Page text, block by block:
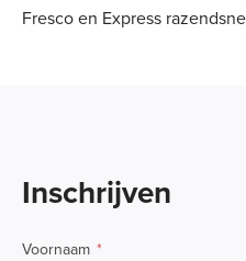
Fresco en Express
Inschrijven
Voornaam